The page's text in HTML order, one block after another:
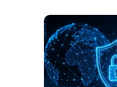
książka ebook